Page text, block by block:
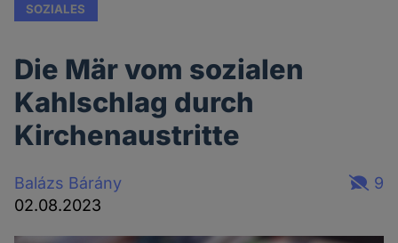
SOZIALES
Die Mär vom sozialen
Kahlschlag durch
Kirchenaustritte
Balázs Bárány
02.08.2023
9